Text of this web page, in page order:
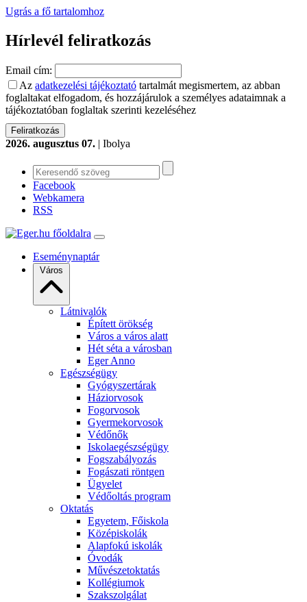
Ugrás a fő tartalomhoz
Hírlevél feliratkozás
Email cím:
Az adatkezelési tájékoztató tartalmát megismertem, az abban
foglaltakat elfogadom, és hozzájárulok a személyes adataimnak a
tájékoztatóban foglaltak szerinti kezeléséhez
2026. augusztus 07. | Ibolya
Facebook
Webkamera
RSS
Eseménynaptár
Város
Látnivalók
Épített örökség
Város a város alatt
Hét séta a városban
Eger Anno
Egészségügy
Gyógyszertárak
Háziorvosok
Fogorvosok
Gyermekorvosok
Védőnők
Iskolaegészségügy
Fogszabályozás
Fogászati röntgen
Ügyelet
Védőoltás program
Oktatás
Egyetem, Főiskola
Középiskolák
Alapfokú iskolák
Óvodák
Művészetoktatás
Kollégiumok
Szakszolgálat